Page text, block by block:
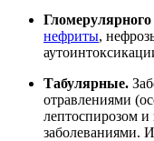
нефриты,
Табулярные.
отравлениями
лептоспирозом
заболеваниями.